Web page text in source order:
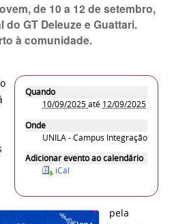
de 10 a 12 de setembro,
do GT Deleuze e Guattari.
à comunidade.
Quando
10/09/2025até 12/09/2025
Onde
UNILA - Campus Integração
Adicionar evento ao calendário
iCal
pela